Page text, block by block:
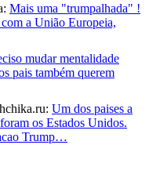
Mais uma "trumpalhada" !
a União Europeia,
mudar mentalidade
pais também querem
Um dos paises a
os Estados Unidos.
Trump…